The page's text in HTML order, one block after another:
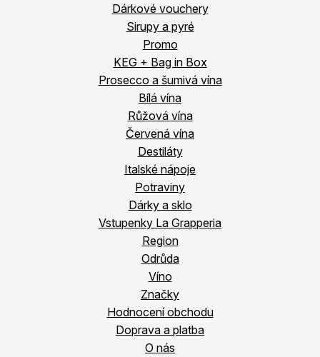
Dárkové vouchery
Sirupy a pyré
Promo
KEG + Bag in Box
Prosecco a šumivá vína
Bílá vína
Růžová vína
Červená vína
Destiláty
Italské nápoje
Potraviny
Dárky a sklo
Vstupenky La Grapperia
Region
Odrůda
Víno
Značky
Hodnocení obchodu
Doprava a platba
O nás